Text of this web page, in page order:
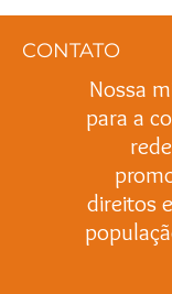
CONTATO
Nossa
para a
direitos